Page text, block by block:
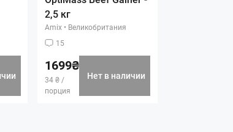
2,5 кг
Amix • Великобритания
15
1699₴
34 ₴ /
порция
Нет в наличии